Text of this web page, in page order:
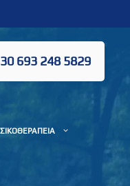
693 248 5829